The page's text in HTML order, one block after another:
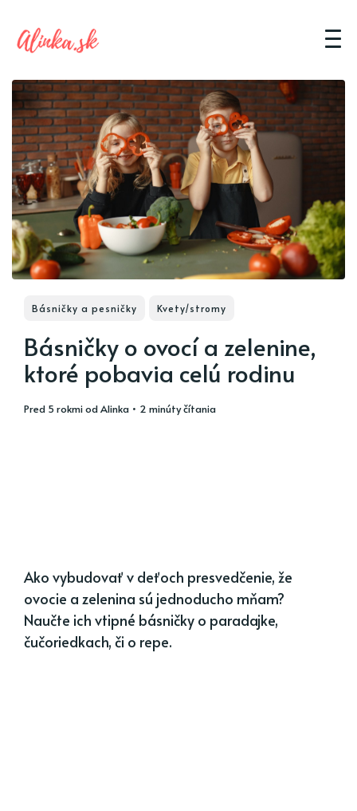
Básničky a pesničky Kvety/stromy
Básničky o ovocí a zelenine,
ktoré pobavia celú rodinu
pred 5 rokmiodAlinka • 2 minúty čítania
Ako vybudovať v deťoch presvedčenie, že
ovocie a zelenina sú jednoducho mňam?
Naučte ich vtipné básničky o paradajke,
čučoriedkach, či o repe.